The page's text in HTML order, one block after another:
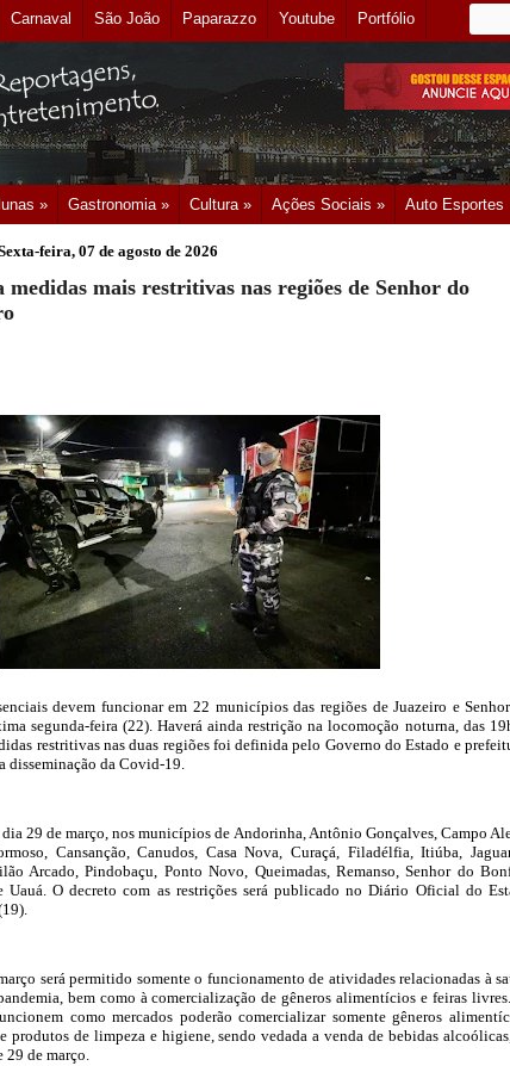
Carnaval São João Paparazzo Youtube Portfólio
» Gastronomia » Cultura » Ações Sociais » Auto Esportes
feira, 07 de agosto de 2026
medidas mais restritivas nas regiões de Senhor do
devem funcionar em 22 municípios das regiões de Juazeiro e
segunda-feira (22). Haverá ainda restrição na locomoção noturna, das
restritivas nas duas regiões foi definida pelo Governo do Estado e
disseminação da Covid-19.
29 de março, nos municípios de Andorinha, Antônio Gonçalves, Campo
Cansanção, Canudos, Casa Nova, Curaçá, Filadélfia, Itiúba,
Arcado, Pindobaçu, Ponto Novo, Queimadas, Remanso, Senhor do
Uauá. O decreto com as restrições será publicado no Diário Oficial do
será permitido somente o funcionamento de atividades relacionadas à
bem como à comercialização de gêneros alimentícios e feiras
como mercados poderão comercializar somente gêneros
produtos de limpeza e higiene, sendo vedada a venda de bebidas
29 de março.